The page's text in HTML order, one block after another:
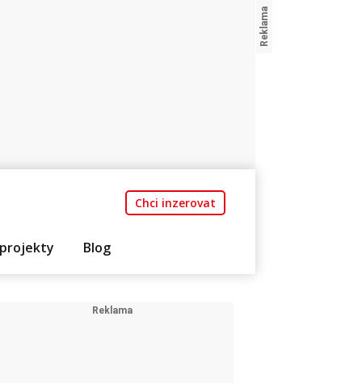
Chci inzerovat
Blog